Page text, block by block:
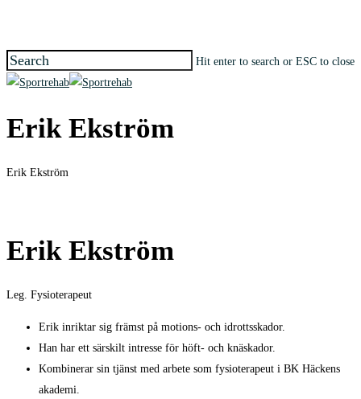
main
content
Hit enter to search or ESC to close
Close
Erik Ekström
Erik Ekström
Erik Ekström
Leg. Fysioterapeut
Erik inriktar sig främst på motions- och idrottsskador.
Han har ett särskilt intresse för höft- och knäskador.
Kombinerar sin tjänst med arbete som fysioterapeut i BK Häckens
akademi.